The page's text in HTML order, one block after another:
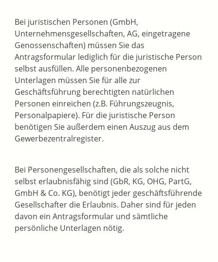
Bei juristischen Personen (GmbH,
Unternehmensgesellschaften, AG, eingetragene
Genossenschaften) müssen Sie das
Antragsformular lediglich für die juristische Person
selbst ausfüllen. Alle personenbezogenen
Unterlagen müssen Sie für alle zur
Geschäftsführung berechtigten natürlichen
Personen einreichen (z.B. Führungszeugnis,
Personalpapiere). Für die juristische Person
benötigen Sie außerdem einen Auszug aus dem
Gewerbezentralregister.
Bei Personengesellschaften, die als solche nicht
selbst erlaubnisfähig sind (GbR, KG, OHG, PartG,
GmbH & Co. KG), benötigt jeder geschäftsführende
Gesellschafter die Erlaubnis. Daher sind für jeden
davon ein Antragsformular und sämtliche
persönliche Unterlagen nötig.